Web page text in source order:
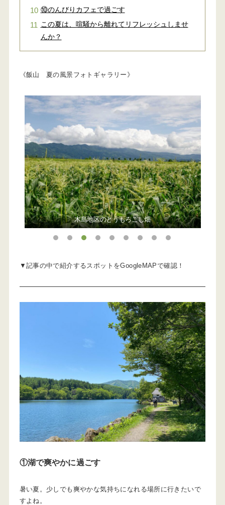
⑩のんびりカフェで過ごす
この夏は、喧騒から離れてリフレッシュしませ
んか？
《飯山 夏の風景フォトギャラリー》
福島棚田の里
▼記事の中で紹介するスポットをGoogleMAPで確認！
①湖で爽やかに過ごす
暑い夏。少しでも爽やかな気持ちになれる場所に行きたいで
すよね。